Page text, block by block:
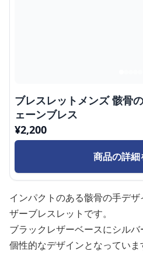
ブレスレットメンズ 骸骨
ェーンブレス
¥2,200
商品の詳細
インパクトのある骸骨の手デ
ザーブレスレットです。
ブラックレザーベースにシル
個性的なデザインとなっていま